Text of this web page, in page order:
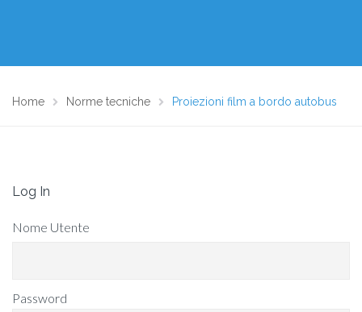
Home Norme tecniche Proiezioni film a bordo autobus
Log In
Nome Utente
Password